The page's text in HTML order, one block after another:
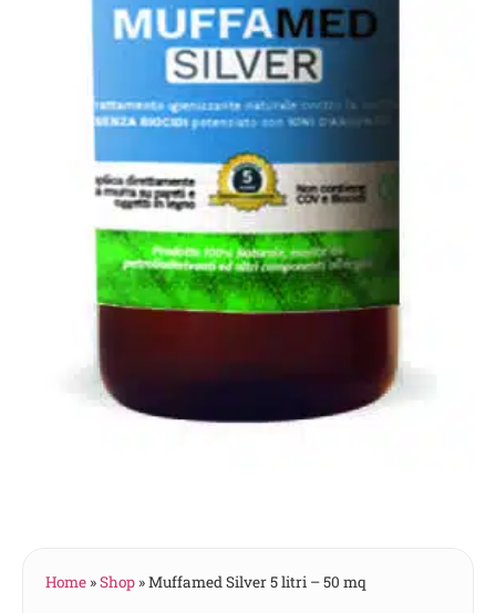
Home »Shop »Muffamed Silver 5 litri – 50 mq